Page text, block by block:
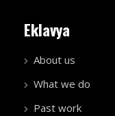
Eklavya
About us
What we do
Past work